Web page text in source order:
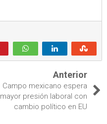
Anterior
Campo mexicano espera
mayor presión laboral con
cambio político en EU